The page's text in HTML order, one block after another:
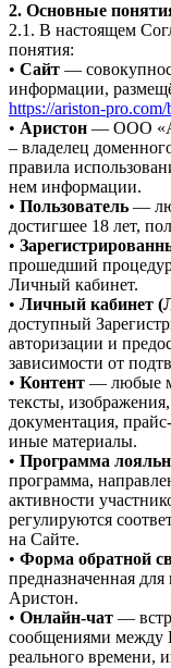
2. Основные
2.1. В настоящем
понятия:
• Сайт —
информации,
https://ariston-pro.com/
• Аристон — ООО
– владелец
правила
нем информации.
• Пользователь —
достигшее 18 лет,
•
прошедший
Личный кабинет.
• Личный кабинет
доступный
авторизации и
зависимости от
• Контент — любые
тексты,
документация,
иные материалы.
• Программа
программа,
активности
регулируются
на Сайте.
• Форма обратной
предназначенная
Аристон.
• Онлайн-чат —
сообщениями между
реального времени,